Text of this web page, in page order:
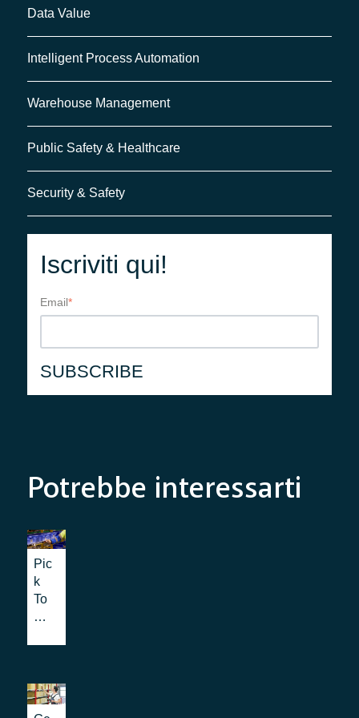
Data Value
Intelligent Process Automation
Warehouse Management
Public Safety & Healthcare
Security & Safety
Iscriviti qui!
Email*
Potrebbe interessarti
Pic
k
To
Lig
k
By